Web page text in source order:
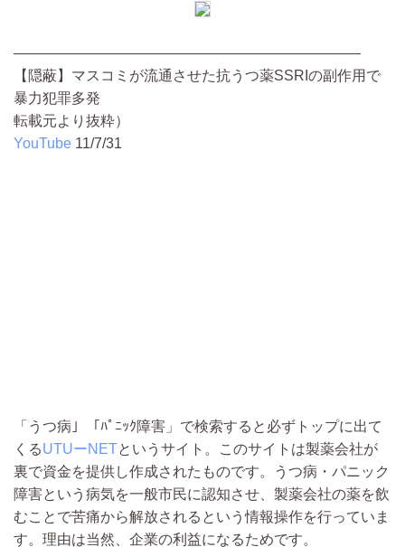
————————————————————————
【隠蔽】マスコミが流通させた抗うつ薬SSRIの副作用で
暴力犯罪多発
転載元より抜粋）
YouTube 11/7/31
「うつ病」「ﾊﾟﾆｯｸ障害」で検索すると必ずトップに出て
くるUTUーNETというサイト。このサイトは製薬会社が
裏で資金を提供し作成されたものです。うつ病・パニッ­ク
障害という病気を一般市民に認知させ、製薬会社の薬を飲
むことで苦痛から解放されるという情報操作を行っていま
す。理由は当然、企業の利益になるためです。